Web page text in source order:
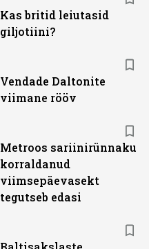
Kas britid leiutasid
giljotiini?
Vendade Daltonite
viimane rööv
Metroos sariinirünnaku
korraldanud
viimsepäevasekt
tegutseb edasi